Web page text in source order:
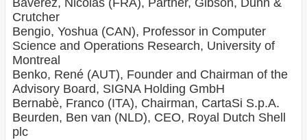
Baverez, Nicolas (FRA), Partner, Gibson, Dunn &
Crutcher
Bengio, Yoshua (CAN), Professor in Computer
Science and Operations Research, University of
Montreal
Benko, René (AUT), Founder and Chairman of the
Advisory Board, SIGNA Holding GmbH
Bernabè, Franco (ITA), Chairman, CartaSi S.p.A.
Beurden, Ben van (NLD), CEO, Royal Dutch Shell
plc